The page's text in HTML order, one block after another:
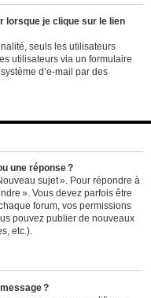
lorsque je clique sur le lien
seuls les utilisateurs
utilisateurs via un formulaire
d’e-mail par des
une réponse ?
sujet ». Pour répondre à
». Vous devez parfois être
forum, vos permissions
pouvez publier de nouveaux
etc.).
?